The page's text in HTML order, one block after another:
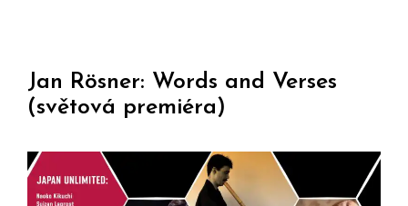
Jan Rösner: Words and Verses
(světová premiéra)